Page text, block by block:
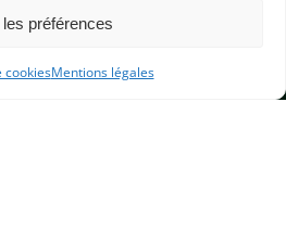
les préférences
cookiesMentions légales
75065 Paris Cedex 02
NOUS